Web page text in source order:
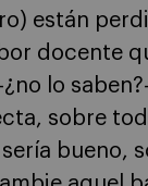
están
docente
¿no lo
sobre
bueno,